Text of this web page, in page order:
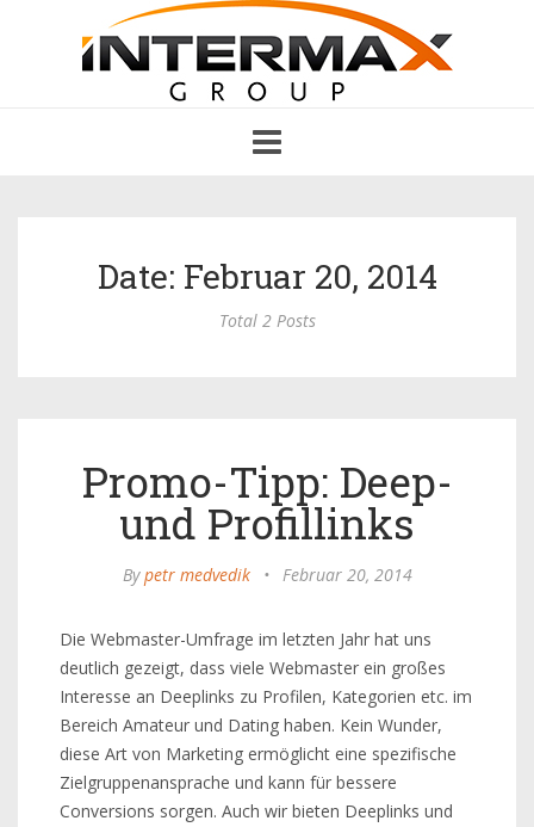
navigation
Date: Februar 20, 2014
Total 2 Posts
Promo-Tipp: Deep-
und Profillinks
Bypetr medvedik • Februar 20, 2014
Die Webmaster-Umfrage im letzten Jahr hat uns
deutlich gezeigt, dass viele Webmaster ein großes
Interesse an Deeplinks zu Profilen, Kategorien etc. im
Bereich Amateur und Dating haben. Kein Wunder,
diese Art von Marketing ermöglicht eine spezifische
Zielgruppenansprache und kann für bessere
Conversions sorgen. Auch wir bieten Deeplinks und